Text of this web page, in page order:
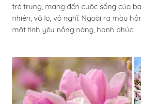
trẻ trung, mang đến cuộc sống của
nhiên, vô lo, vô nghĩ. Ngoài ra màu
một tình yêu nồng nàng, hạnh phúc.